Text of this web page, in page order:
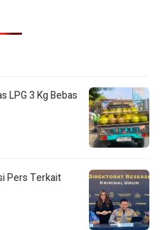
LPG 3 Kg Bebas
Pers Terkait